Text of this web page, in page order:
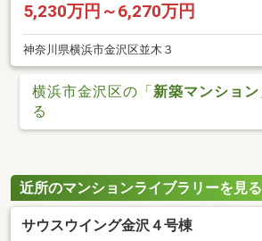
5,230万円～6,270万円
神奈川県横浜市金沢区並木３
横浜市金沢区の「新築マンション
る
近所のマンションライブラリーを見る
サウスウイング金沢４号棟